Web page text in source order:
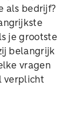
als bedrijf?
je grootste
belangrijk
vragen
verplicht